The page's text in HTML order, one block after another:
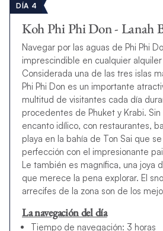
DÍA 4
Koh Phi Phi Don - Lanah
Navegar por las aguas de Phi Phi
imprescindible en cualquier
Considerada una de las tres islas
Phi Phi Don es un importante
multitud de visitantes cada día
procedentes de Phuket y Krabi.
encanto idílico, con restaurantes,
playa en la bahía de Ton Sai que
perfección con el impresionante
Le también es magnífica, una joya
que merece la pena explorar. El
arrecifes de la zona son de los
La navegación del día
Tiempo de navegación: 3 horas